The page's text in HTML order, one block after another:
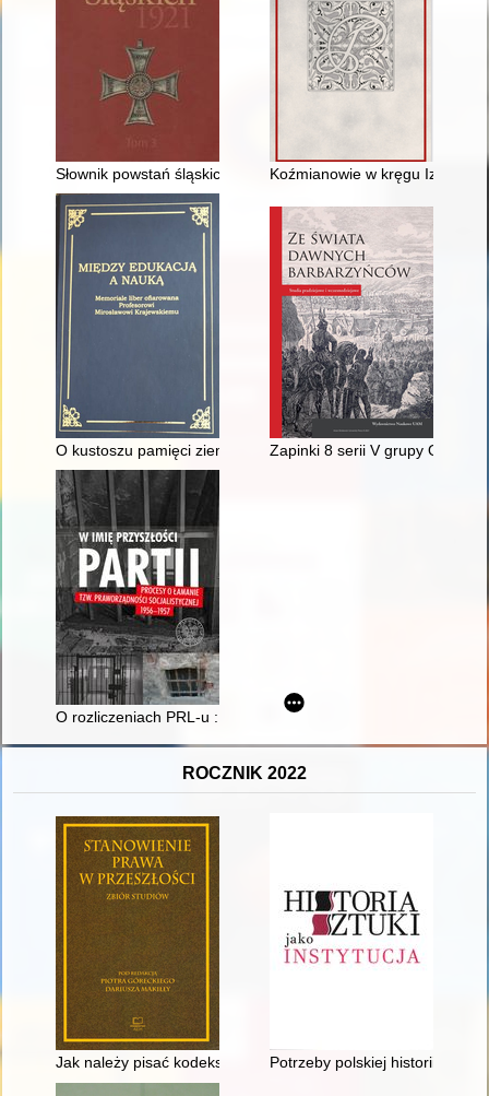
Słownik powstań śląskich. T. 3, Koźmianowie w kręgu Izabeli
O kustoszu pamięci ziemi dobrzyńskiejZapinki 8 serii V grupy Oscara
O rozliczeniach PRL-u : na kanwie rozważań o procesach za
ROCZNIK 2022
Jak należy pisać kodeks karny?" : czyli Różne wizje
Potrzeby polskiej historii sztuki